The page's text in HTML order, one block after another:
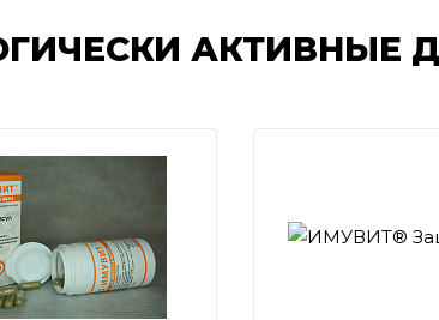
АКТИВНЫЕ